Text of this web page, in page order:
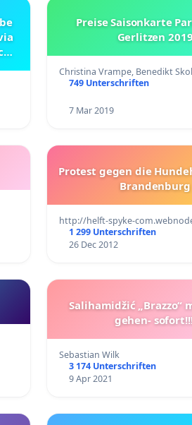
Preise Saisonkarte
Gerlitzen 2019
Christina Vrampe, Benedikt
749 Unterschriften
7 Mar 2019
Protest gegen die
Brandenburg
http://helft-spyke-
1 299 Unterschriften
26 Dec 2012
Salihamidžić „Brazzo“
gehen-
Sebastian Wilk
3 174 Unterschriften
9 Apr 2021